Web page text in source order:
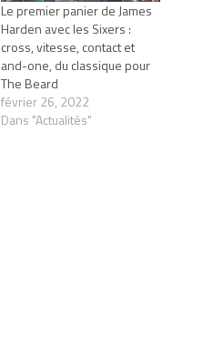
Le premier panier de James
Harden avec les Sixers :
cross, vitesse, contact et
and-one, du classique pour
The Beard
février 26, 2022
Dans "Actualités"